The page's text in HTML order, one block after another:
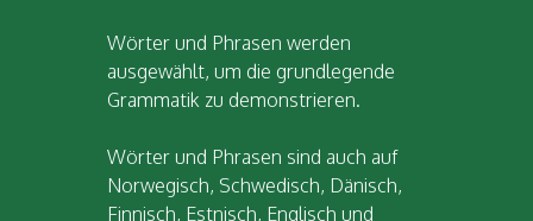
Wörter und Phrasen werden
ausgewählt, um die grundlegende
Grammatik zu demonstrieren.
Wörter und Phrasen sind auch auf
Norwegisch, Schwedisch, Dänisch,
Finnisch, Estnisch, Englisch und